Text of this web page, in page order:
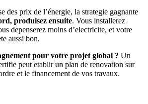
des prix de l’énergie, la strategie gagnante
produisez ensuite. Vous installerez
depenserez moins d’electricite, et votre
aussi bon.
pour votre projet global ? Un
peut etablir un plan de renovation sur
et le financement de vos travaux.